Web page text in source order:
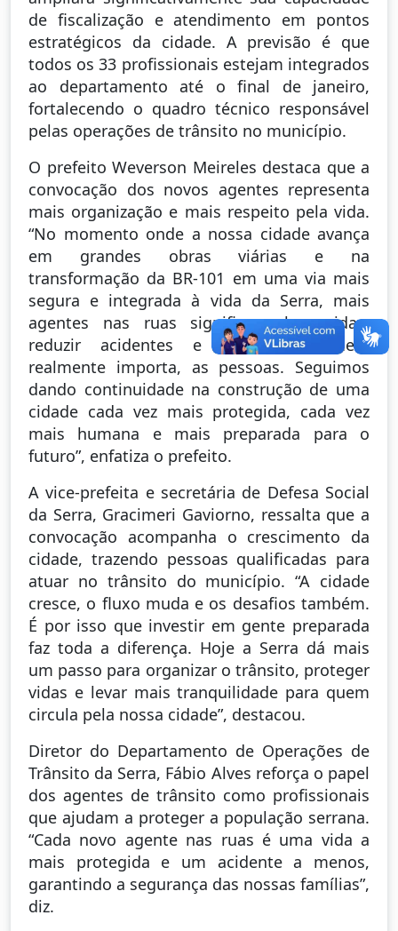
de fiscalização e atendimento em pontos
estratégicos da cidade. A previsão é que
todos os 33 profissionais estejam integrados
ao departamento até o final de janeiro,
fortalecendo o quadro técnico responsável
pelas operações de trânsito no município.
O prefeito Weverson Meireles destaca que a
convocação dos novos agentes representa
mais organização e mais respeito pela vida.
“No momento onde a nossa cidade avança
em grandes obras viárias e na
transformação da BR-101 em uma via mais
segura e integrada à vida da Serra, mais
agentes nas ruas significa salvar vidas,
reduzir acidentes e cuidar de quem
realmente importa, as pessoas. Seguimos
dando continuidade na construção de uma
cidade cada vez mais protegida, cada vez
mais humana e mais preparada para o
futuro”, enfatiza o prefeito.
A vice-prefeita e secretária de Defesa Social
da Serra, Gracimeri Gaviorno, ressalta que a
convocação acompanha o crescimento da
cidade, trazendo pessoas qualificadas para
atuar no trânsito do município. “A cidade
cresce, o fluxo muda e os desafios também.
É por isso que investir em gente preparada
faz toda a diferença. Hoje a Serra dá mais
um passo para organizar o trânsito, proteger
vidas e levar mais tranquilidade para quem
circula pela nossa cidade”, destacou.
Diretor do Departamento de Operações de
Trânsito da Serra, Fábio Alves reforça o papel
dos agentes de trânsito como profissionais
que ajudam a proteger a população serrana.
“Cada novo agente nas ruas é uma vida a
mais protegida e um acidente a menos,
garantindo a segurança das nossas famílias”,
diz.